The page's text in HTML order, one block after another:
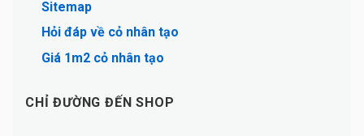
Sitemap
Hỏi đáp về cỏ nhân tạo
Giá 1m2 cỏ nhân tạo
CHỈ ĐƯỜNG ĐẾN SHOP